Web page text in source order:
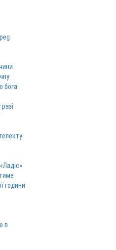
бога
години
в